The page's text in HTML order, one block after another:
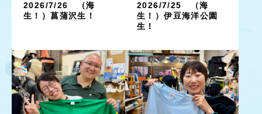
2026/7/26 （海
生！）菖蒲沢生！
2026/7/25 （海
生！）伊豆海洋公園
生！